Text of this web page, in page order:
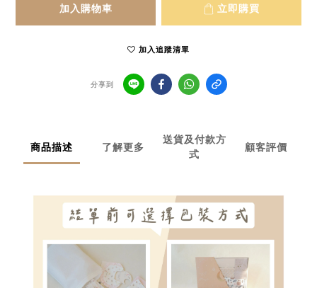
加入購物車 立即購買
加入追蹤清單
分享到
商品描述 了解更多
送貨及付款方
式
顧客評價